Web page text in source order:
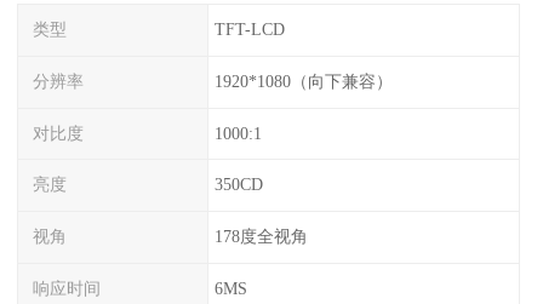
类型 TFT-LCD
分辨率 1920*1080（向下兼容）
对比度 1000:1
亮度 350CD
视角 178度全视角
响应时间 6MS